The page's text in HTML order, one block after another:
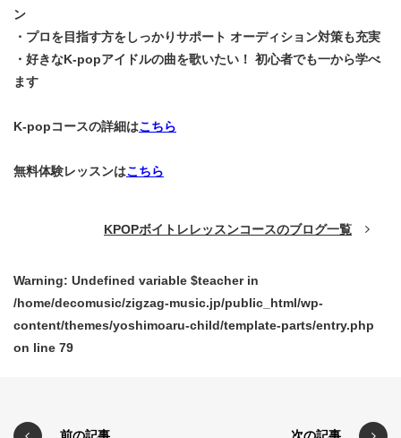
ン
・プロを目指す方をしっかりサポート オーディション対策も充実
・好きなK-popアイドルの曲を歌いたい！ 初心者でも一から学べ
ます
K-popコースの詳細はこちら
無料体験レッスンはこちら
KPOPボイトレレッスンコースのブログ一覧
Warning: Undefined variable $teacher in
/home/decomusic/zigzag-music.jp/public_html/wp-
content/themes/yoshimoaru-child/template-parts/entry.php
on line 79
前の記事 次の記事